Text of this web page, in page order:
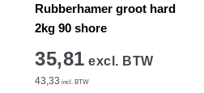
Rubberhamer groot hard
2kg 90 shore
35,81 excl. BTW
43,33 incl. BTW